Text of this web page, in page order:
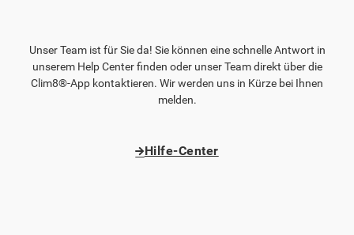
Unser Team ist für Sie da! Sie können eine schnelle Antwort in
unserem Help Center finden oder unser Team direkt über die
Clim8®-App kontaktieren. Wir werden uns in Kürze bei Ihnen
melden.
Hilfe-Center